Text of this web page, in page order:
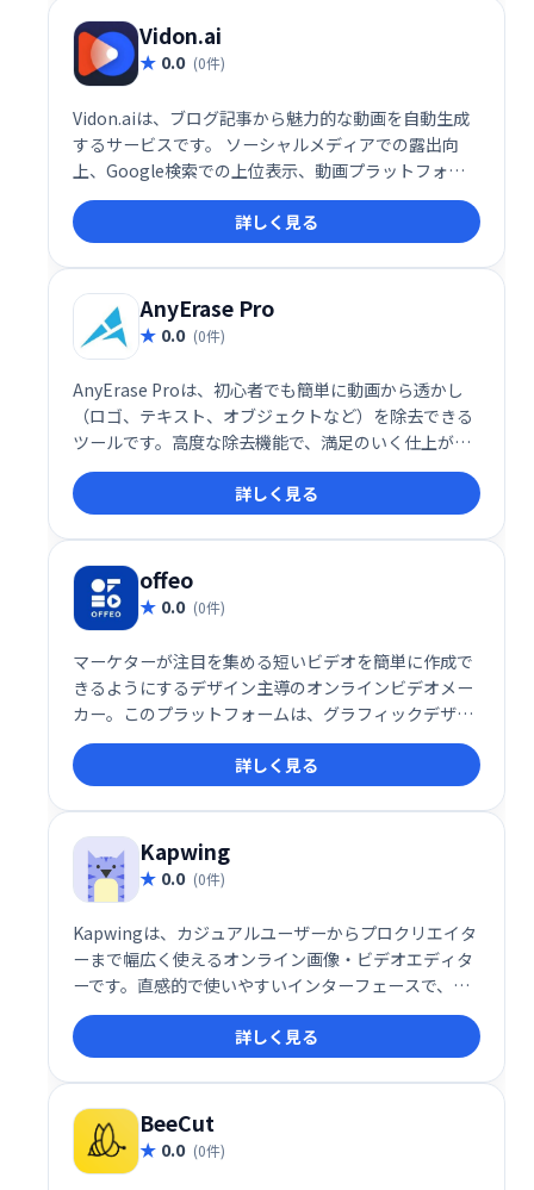
Vidon.ai
0.0 (0件)
Vidon.aiは、ブログ記事から魅力的な動画を自動生成
するサービスです。 ソーシャルメディアでの露出向
上、Google検索での上位表示、動画プラットフォー
ムでのコンテンツ共有を支援します。 ブログ記事を簡
単に動画化し、効果的なコンテンツマーケティングを
実現できます。
詳しく見る
AnyErase Pro
0.0 (0件)
AnyErase Proは、初心者でも簡単に動画から透かし
（ロゴ、テキスト、オブジェクトなど）を除去できる
ツールです。高度な除去機能で、満足のいく仕上がり
を実現。さらに、テキストやブランドを動画に合わせ
てカスタマイズすることで、ブランド認知度向上にも
貢献します。動画編集の効率化とクオリティ向上をサ
ポートします。
詳しく見る
offeo
0.0 (0件)
マーケターが注目を集める短いビデオを簡単に作成で
きるようにするデザイン主導のオンラインビデオメー
カー。このプラットフォームは、グラフィックデザイ
ンツールとビデオ作成プラットフォームのハイブリッ
ドであり、マーケティングキャンペーンに合わせてア
ニメーションビデオをカスタマイズするための完全な
クリエイティブコントロールを備えた数千のテンプレ
ートが付属しています。
詳しく見る
Kapwing
0.0 (0件)
Kapwingは、カジュアルユーザーからプロクリエイタ
ーまで幅広く使えるオンライン画像・ビデオエディタ
ーです。直感的で使いやすいインターフェースで、字
幕作成、コラージュ制作、スクリーンキャスト編集な
ど、様々なタスクをスムーズにこなせます。チームで
の共同作業にも最適で、生産性向上に貢献します。動
画編集や画像加工を簡単に、そして楽しく行いたい方
におすすめです。
詳しく見る
BeeCut
0.0 (0件)